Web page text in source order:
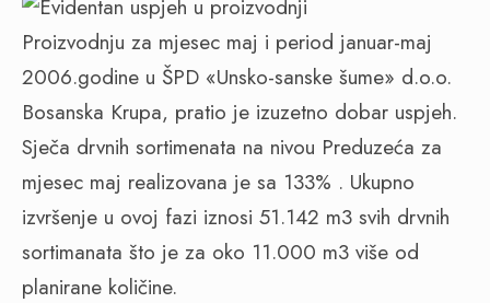
Proizvodnju za mjesec maj i period januar-maj
2006.godine u ŠPD «Unsko-sanske šume» d.o.o.
Bosanska Krupa, pratio je izuzetno dobar uspjeh.
Sječa drvnih sortimenata na nivou Preduzeća za
mjesec maj realizovana je sa 133% . Ukupno
izvršenje u ovoj fazi iznosi 51.142 m3 svih drvnih
sortimanata što je za oko 11.000 m3 više od
planirane količine.